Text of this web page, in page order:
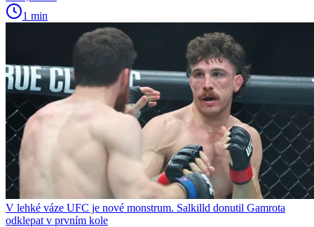
1 min
V lehké váze UFC je nové monstrum. Salkilld donutil Gamrota
odklepat v prvním kole